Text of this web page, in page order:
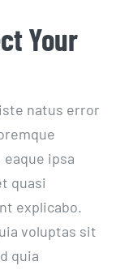
Your
natus error
ipsa
quasi
explicabo.
voluptas sit
quia